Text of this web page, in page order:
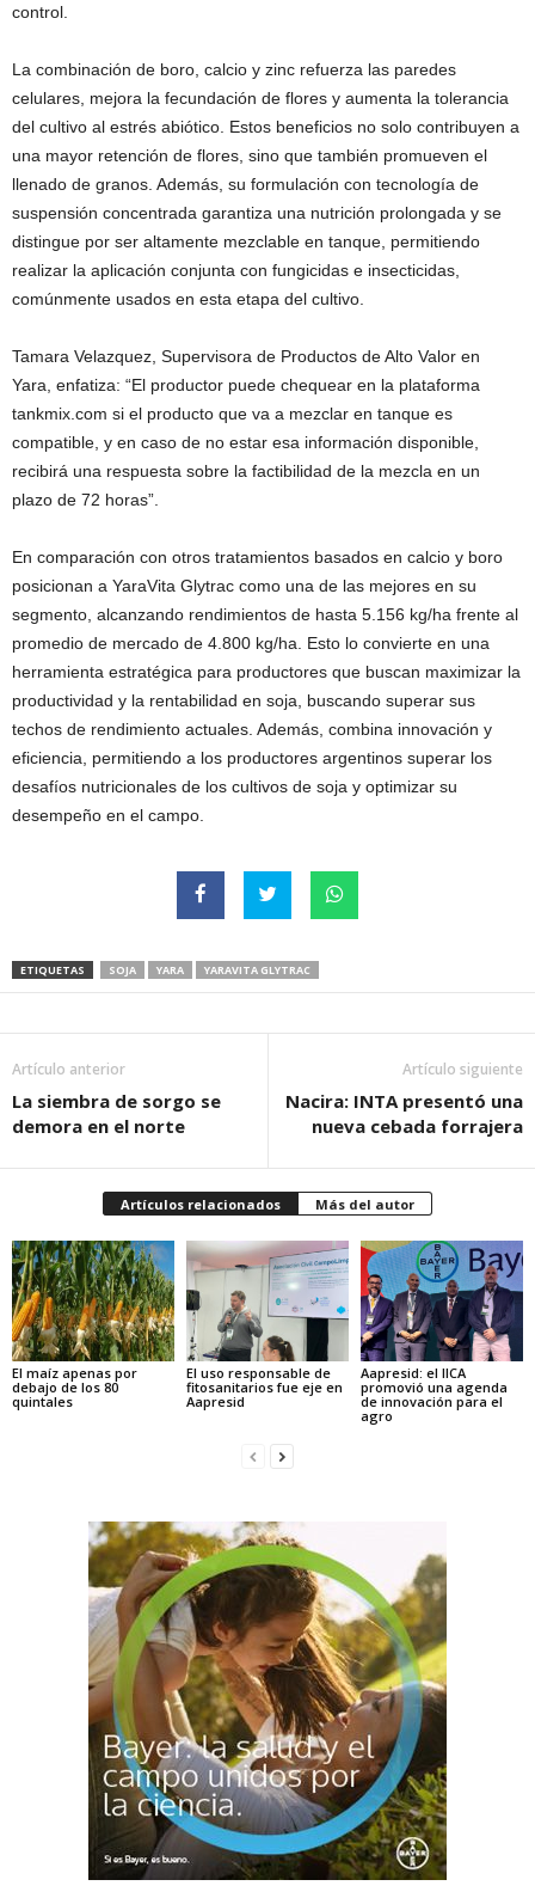
control.
La combinación de boro, calcio y zinc refuerza las paredes
celulares, mejora la fecundación de flores y aumenta la tolerancia
del cultivo al estrés abiótico. Estos beneficios no solo contribuyen a
una mayor retención de flores, sino que también promueven el
llenado de granos. Además, su formulación con tecnología de
suspensión concentrada garantiza una nutrición prolongada y se
distingue por ser altamente mezclable en tanque, permitiendo
realizar la aplicación conjunta con fungicidas e insecticidas,
comúnmente usados en esta etapa del cultivo.
Tamara Velazquez, Supervisora de Productos de Alto Valor en
Yara, enfatiza: “El productor puede chequear en la plataforma
tankmix.com si el producto que va a mezclar en tanque es
compatible, y en caso de no estar esa información disponible,
recibirá una respuesta sobre la factibilidad de la mezcla en un
plazo de 72 horas”.
En comparación con otros tratamientos basados en calcio y boro
posicionan a YaraVita Glytrac como una de las mejores en su
segmento, alcanzando rendimientos de hasta 5.156 kg/ha frente al
promedio de mercado de 4.800 kg/ha. Esto lo convierte en una
herramienta estratégica para productores que buscan maximizar la
productividad y la rentabilidad en soja, buscando superar sus
techos de rendimiento actuales. Además, combina innovación y
eficiencia, permitiendo a los productores argentinos superar los
desafíos nutricionales de los cultivos de soja y optimizar su
desempeño en el campo.
ETIQUETAS SOJA YARA YARAVITA GLYTRAC
Artículo anterior
La siembra de sorgo se
demora en el norte
Artículo siguiente
Nacira: INTA presentó una
nueva cebada forrajera
Artículos relacionados Más del autor
El maíz apenas por
debajo de los 80
quintales
El uso responsable de
fitosanitarios fue eje en
Aapresid
Aapresid: el IICA
promovió una agenda
de innovación para el
agro